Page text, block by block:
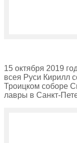
15 октября 2019
всея Руси Кирилл
Троицком соборе
лавры в Санкт-